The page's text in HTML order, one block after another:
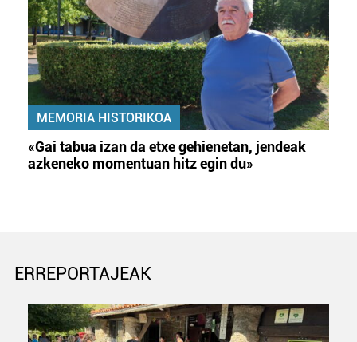
MEMORIA HISTORIKOA
«Gai tabua izan da etxe gehienetan, jendeak
azkeneko momentuan hitz egin du»
ERREPORTAJEAK